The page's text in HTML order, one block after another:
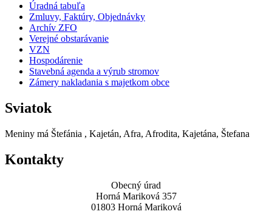
Úradná tabuľa
Zmluvy, Faktúry, Objednávky
Archív ZFO
Verejné obstarávanie
VZN
Hospodárenie
Stavebná agenda a výrub stromov
Zámery nakladania s majetkom obce
Sviatok
Meniny má Štefánia , Kajetán, Afra, Afrodita, Kajetána, Štefana
Kontakty
Obecný úrad
Horná Mariková 357
01803 Horná Mariková